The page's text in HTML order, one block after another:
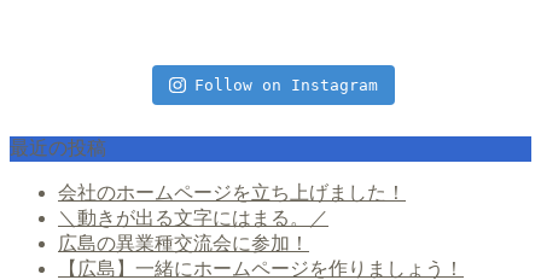
Follow on Instagram
最近の投稿
会社のホームページを立ち上げました！
＼動きが出る文字にはまる。／
広島の異業種交流会に参加！
【広島】一緒にホームページを作りましょう！